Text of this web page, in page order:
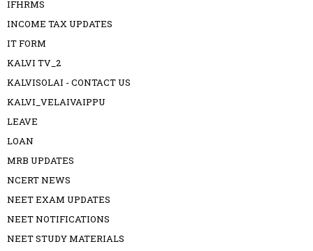
IFHRMS
INCOME TAX UPDATES
IT FORM
KALVI TV_2
KALVISOLAI - CONTACT US
KALVI_VELAIVAIPPU
LEAVE
LOAN
MRB UPDATES
NCERT NEWS
NEET EXAM UPDATES
NEET NOTIFICATIONS
NEET STUDY MATERIALS